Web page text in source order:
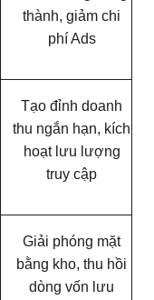
thành, giảm chi
phí Ads
Tạo đỉnh doanh
thu ngắn hạn, kích
hoạt lưu lượng
truy cập
Giải phóng mặt
bằng kho, thu hồi
dòng vốn lưu